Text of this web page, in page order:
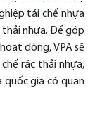
tái chế nhựa
thải nhựa. Để góp
động, VPA sẽ
rác thải nhựa,
gia có quan